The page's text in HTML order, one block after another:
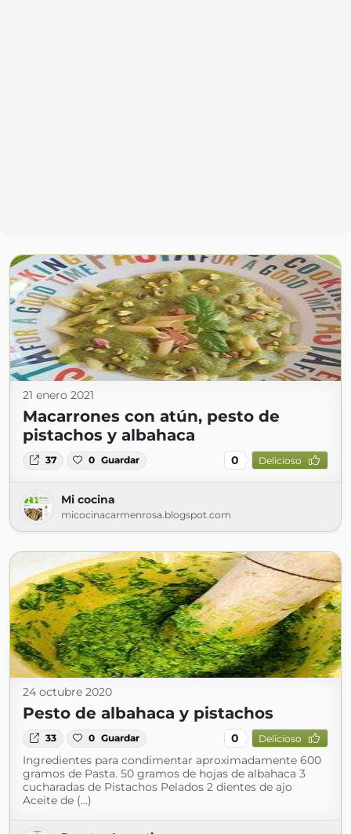
21 enero 2021
Macarrones con atún, pesto de
pistachos y albahaca
37 0 Guardar 0 Delicioso
Mi cocina
micocinacarmenrosa.blogspot.com
24 octubre 2020
Pesto de albahaca y pistachos
33 0 Guardar 0 Delicioso
Ingredientes para condimentar aproximadamente 600
gramos de Pasta. 50 gramos de hojas de albahaca 3
cucharadas de Pistachos Pelados 2 dientes de ajo
Aceite de (...)